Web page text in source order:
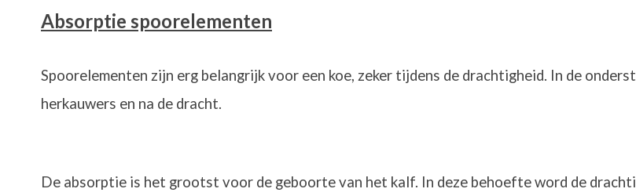
Absorptie spoorelementen
Spoorelementen zijn erg belangrijk voor een koe, zeker tijdens de drachtigheid. In de
herkauwers en na de dracht.
De absorptie is het grootst voor de geboorte van het kalf. In deze behoefte word de